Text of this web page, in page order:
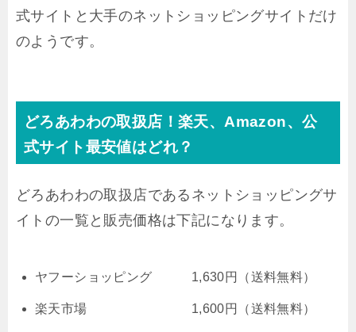
式サイトと大手のネットショッピングサイトだけ
のようです。
どろあわわの取扱店！楽天、Amazon、公
式サイト最安値はどれ？
どろあわわの取扱店であるネットショッピングサ
イトの一覧と販売価格は下記になります。
ヤフーショッピング 1,630円（送料無料）
楽天市場 1,600円（送料無料）